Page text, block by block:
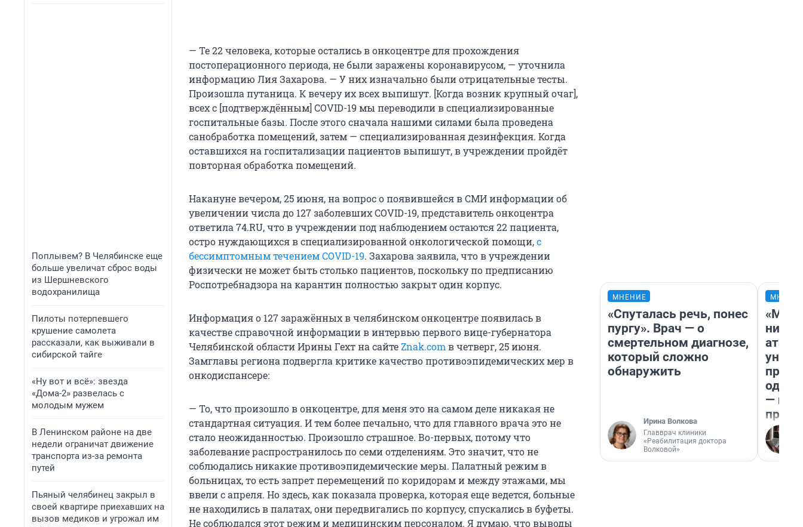
Поплывем? В Челябинске еще
больше увеличат сброс воды
из Шершневского
водохранилища
Пилоты потерпевшего
крушение самолета
рассказали, как выживали в
сибирской тайге
«Ну вот и всё»: звезда
«Дома-2» развелась с
молодым мужем
В Ленинском районе на две
недели ограничат движение
транспорта из-за ремонта
путей
Пьяный челябинец закрыл в
своей квартире приехавших на
вызов медиков и угрожал им
— Те 22 человека, которые остались в онкоцентре для прохождения
постоперационного периода, не были заражены коронавирусом, — уточнила
информацию Лия Захарова. — У них изначально были отрицательные тесты.
Произошла путаница. К вечеру их всех выпишут. [Когда возник крупный очаг],
всех с [подтверждённым] COVID-19 мы переводили в специализированные
госпитальные базы. После этого сначала нашими силами была проведена
санобработка помещений, затем — специализированная дезинфекция. Когда
оставшихся на госпитализации пациентов выпишут, в учреждении пройдёт
повторная обработка помещений.
Накануне вечером, 25 июня, на вопрос о появившейся в СМИ информации об
увеличении числа до 127 заболевших COVID-19, представитель онкоцентра
ответила 74.RU, что в учреждении под наблюдением остаются 22 пациента,
остро нуждающихся в специализированной онкологической помощи,с
бессимптомным течением COVID-19. Захарова заявила, что в учреждении
физически не может быть столько пациентов, поскольку по предписанию
Роспотребнадзора на карантин полностью закрыт один корпус.
Информация о 127 заражённых в челябинском онкоцентре появилась в
качестве справочной информации в интервью первого вице-губернатора
Челябинской области Ирины Гехт на сайтеZnak.com в четверг, 25 июня.
Замглавы региона подвергла критике качество противоэпидемических мер в
онкодиспансере:
— То, что произошло в онкоцентре, для меня это на самом деле никакая не
стандартная ситуация. И тем более печально, что для главного врача это не
стало неожиданностью. Произошло страшное. Во-первых, потому что
заболевание распространилось по семи отделениям. Это значит, что не
соблюдались никакие противоэпидемические меры. Палатный режим в
больницах, то есть запрет перемещений по коридорам и между этажами, мы
ввели с апреля. Но здесь, как показала проверка, которая еще ведется, больные
не находились в палатах, они передвигались по корпусу, спускались в буфеты.
Не соблюдался этот режим и медицинским персоналом. Я думаю, что выводы
МНЕНИЕ
«Спуталась речь, понес
пургу». Врач — о
смертельном диагнозе,
который сложно
обнаружить
Ирина Волкова
Главврач клиники
«Реабилитация доктора
Волковой»
атаки
—